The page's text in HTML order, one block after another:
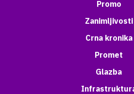
Promo
Zanimljivosti
Crna kronika
Promet
Glazba